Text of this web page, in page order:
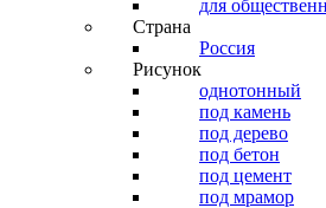
для
Страна
Россия
Рисунок
однотонный
под камень
под дерево
под бетон
под цемент
под мрамор